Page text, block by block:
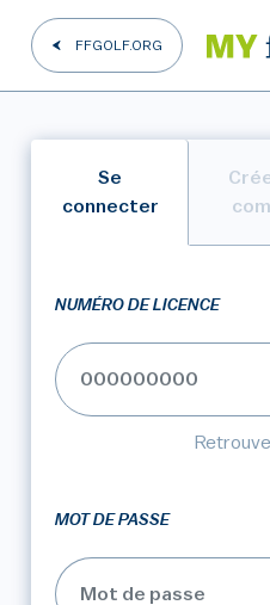
FFGOLF.ORG
Se
connecter
NUMÉRO DE LICENCE
MOT DE PASSE